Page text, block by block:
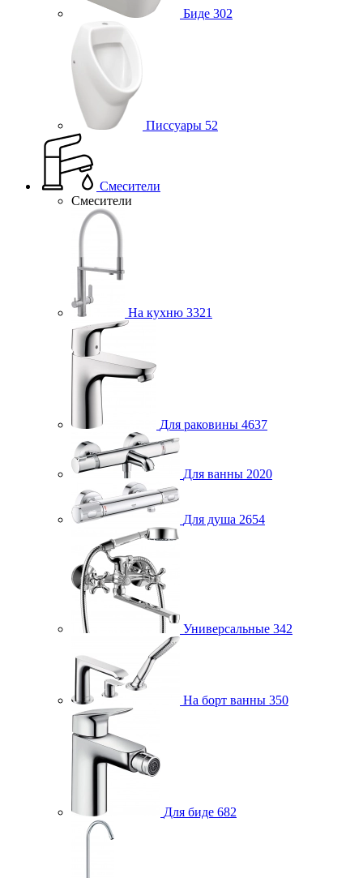
Биде 302
Писсуары 52
Смесители
Смесители
На кухню 3321
Для раковины 4637
Для ванны 2020
Для душа 2654
Универсальные 342
На борт ванны 350
Для биде 682